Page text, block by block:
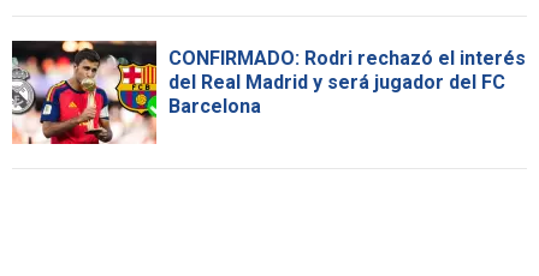
CONFIRMADO: Rodri rechazó el interés
del Real Madrid y será jugador del FC
Barcelona